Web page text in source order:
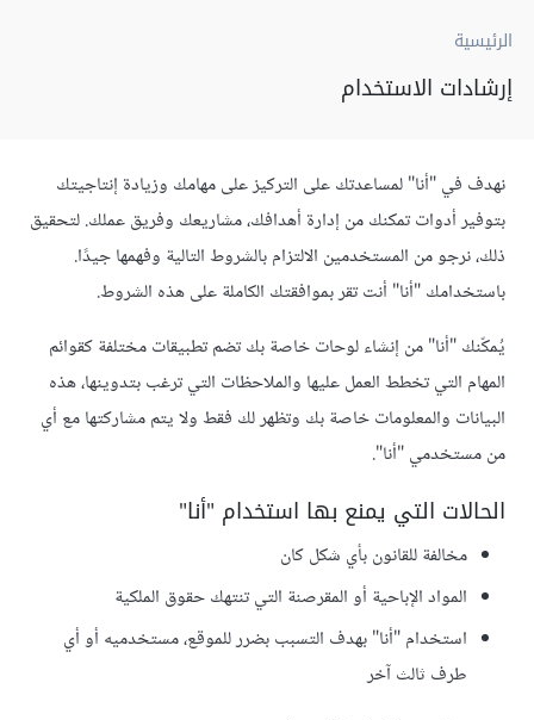
الرئيسية
إرشادات الاستخدام
نهدف في "أنا" لمساعدتك على التركيز على مهامك وزيادة إنتاجيتك
بتوفير أدوات تمكنك من إدارة أهدافك، مشاريعك وفريق عملك. لتحقيق
ذلك، نرجو من المستخدمين الالتزام بالشروط التالية وفهمها جيدًا.
باستخدامك "أنا" أنت تقر بموافقتك الكاملة على هذه الشروط.
يُمكّنك "أنا" من إنشاء لوحات خاصة بك تضم تطبيقات مختلفة كقوائم
المهام التي تخطط العمل عليها والملاحظات التي ترغب بتدوينها، هذه
البيانات والمعلومات خاصة بك وتظهر لك فقط ولا يتم مشاركتها مع أي
من مستخدمي "أنا".
الحالات التي يمنع بها استخدام "أنا"
مخالفة للقانون بأي شكل كان
المواد الإباحية أو المقرصنة التي تنتهك حقوق الملكية
استخدام "أنا" بهدف التسبب بضرر للموقع، مستخدميه أو أي
طرف ثالث آخر